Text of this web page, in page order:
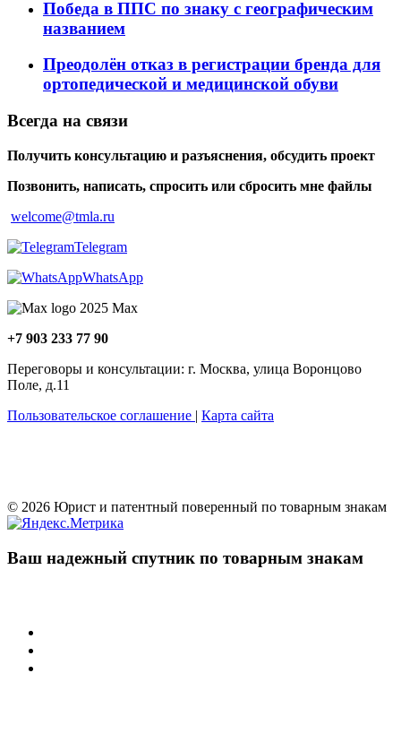
Победа в ППС по знаку с географическим
названием
Преодолён отказ в регистрации бренда для
ортопедической и медицинской обуви
Всегда на связи
Получить консультацию и разъяснения, обсудить проект
Позвонить, написать, спросить или сбросить мне файлы
welcome@tmla.ru
Telegram
WhatsApp
Maх
+7 903 233 77 90
Переговоры и консультации: г. Москва, улица Воронцово
Поле, д.11
Пользовательское соглашение | Карта сайта
© 2026 Юрист и патентный поверенный по товарным знакам
Ваш надежный спутник по товарным знакам